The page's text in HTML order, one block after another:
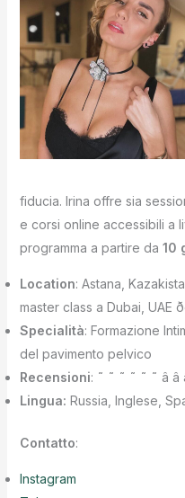
fiducia. Irina offre sia
e corsi online accessibili a
programma a partire da 10
Location: Astana,
master class a Dubai, UAE
Specialità: Formazione
del pavimento pelvico
Recensioni: ˜ ˜ ˜ ˜ ˜ ˜ â
Lingua: Russia, Inglese,
Contatto:
Instagram